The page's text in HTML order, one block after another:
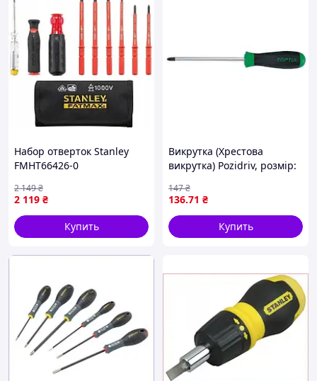
Набор отверток Stanley
FMHT66426-0
2 119 ₴
2 149₴
Купить
Викрутка (Хрестова
викрутка) Pozidriv, розмір:
довжина 2: 185 мм, ручка:
проти ковзання,
накінечник:
136.71 ₴
147₴
Купить